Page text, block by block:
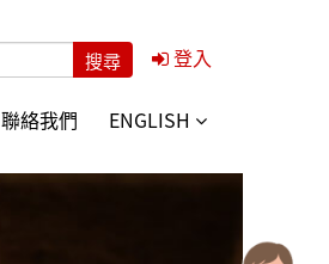
登入
聯絡我們 ENGLISH